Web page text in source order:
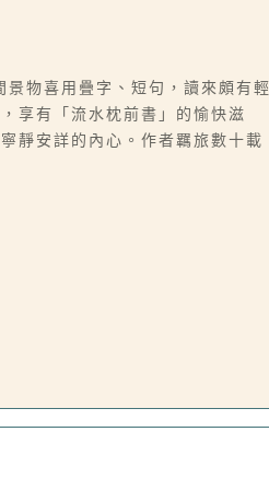
物喜用疊字、短句，讀來頗有輕
享有「流水枕前書」的愉快滋
靜安詳的內心。作者羈旅數十載